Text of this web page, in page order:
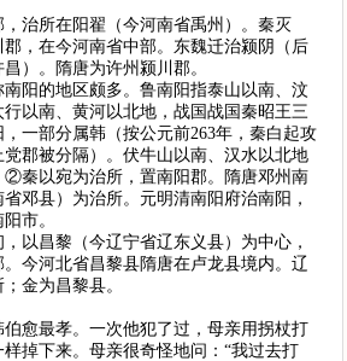
治所在阳翟（今河南省禹州）。秦灭
，在今河南省中部。东魏迁治颍阴（后
）。隋唐为许州颍川郡。
阳的地区颇多。鲁南阳指泰山以南、汶
以南、黄河以北地，战国战国秦昭王三
一部分属韩（按公元前263年，秦白起攻
郡被分隔）。伏牛山以南、汉水以北地
②秦以宛为治所，置南阳郡。隋唐邓州南
邓县）为治所。元明清南阳府治南阳，
市。
以昌黎（今辽宁省辽东义县）为中心，
今河北省昌黎县隋唐在卢龙县境内。辽
金为昌黎县。
愈最孝。一次他犯了过，母亲用拐杖打
掉下来。母亲很奇怪地问：“我过去打